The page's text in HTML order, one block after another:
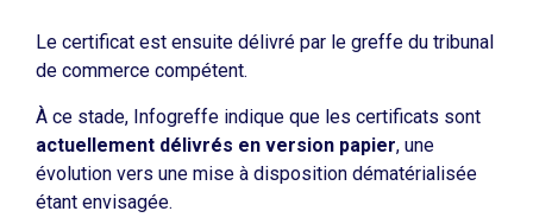
Le certificat est ensuite délivré par le greffe du tribunal
de commerce compétent.
À ce stade, Infogreffe indique que les certificats sont
actuellement délivrés en version papier, une
évolution vers une mise à disposition dématérialisée
étant envisagée.